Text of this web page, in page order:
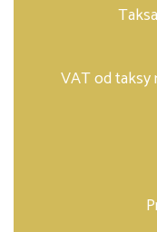
VAT od taksy